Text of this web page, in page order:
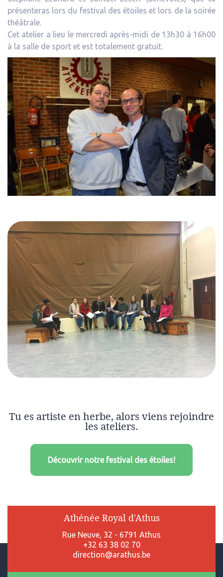
présenteras lors du festival des étoiles et lors de la soirée
théâtrale.
Cet atelier a lieu le mercredi après-midi de 13h30 à 16h00
à la salle de sport et est totalement gratuit.
Tu es artiste en herbe, alors viens rejoindre
les ateliers.
Découvrir notre festival des étoiles!
Athénée Royal d'Athus
Rue Neuve, 32 - 6791 Athus
+32 63 38 02 70
direction@arathus.be